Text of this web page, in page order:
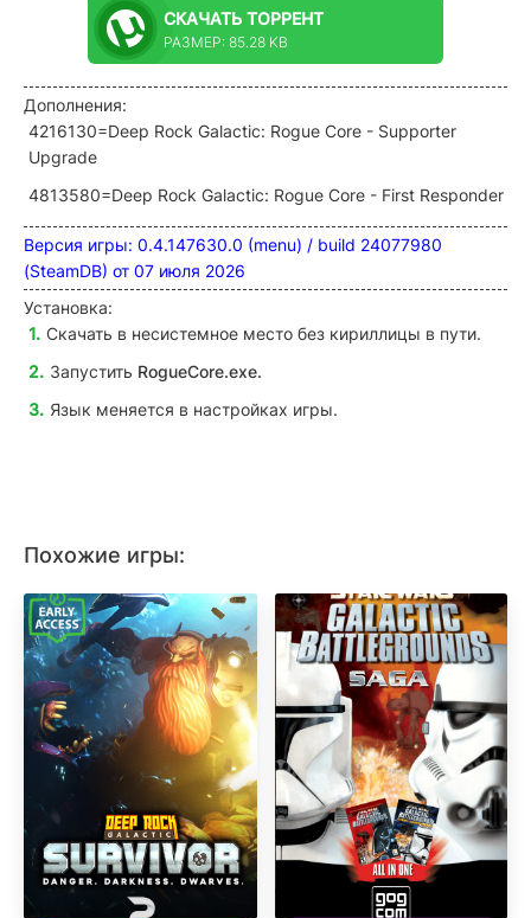
СКАЧАТЬ ТОРРЕНТ
РАЗМЕР: 85.28 KB
Дополнения:
4216130=Deep Rock Galactic: Rogue Core - Supporter
Upgrade
4813580=Deep Rock Galactic: Rogue Core - First Responder
Версия игры: 0.4.147630.0 (menu) / build 24077980
(SteamDB) от 07 июля 2026
Установка:
Скачать в несистемное место без кириллицы в пути.
Запустить RogueCore.exe.
Язык меняется в настройках игры.
Похожие игры: